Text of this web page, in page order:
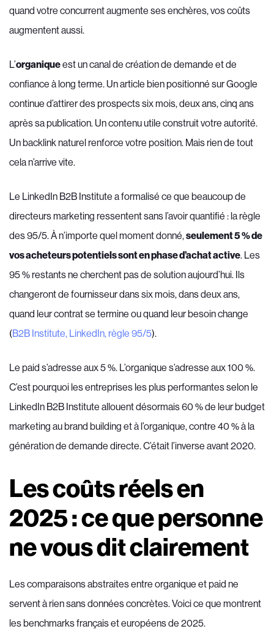
quand votre concurrent augmente ses enchères, vos coûts
augmentent aussi.
L’organiqueest un canal de création de demande et de
confiance à long terme. Un article bien positionné sur Google
continue d’attirer des prospects six mois, deux ans, cinq ans
après sa publication. Un contenu utile construit votre autorité.
Un backlink naturel renforce votre position. Mais rien de tout
cela n’arrive vite.
Le LinkedIn B2B Institute a formalisé ce que beaucoup de
directeurs marketing ressentent sans l’avoir quantifié : la règle
des 95/5. À n’importe quel moment donné,seulement 5 % de
vos acheteurs potentiels sont en phase d’achat active. Les
95 % restants ne cherchent pas de solution aujourd’hui. Ils
changeront de fournisseur dans six mois, dans deux ans,
quand leur contrat se termine ou quand leur besoin change
(B2B Institute, LinkedIn, règle 95/5).
Le paid s’adresse aux 5 %. L’organique s’adresse aux 100 %.
C’est pourquoi les entreprises les plus performantes selon le
LinkedIn B2B Institute allouent désormais 60 % de leur budget
marketing au brand building et à l’organique, contre 40 % à la
génération de demande directe. C’était l’inverse avant 2020.
Les coûts réels en
2025 : ce que personne
ne vous dit clairement
Les comparaisons abstraites entre organique et paid ne
servent à rien sans données concrètes. Voici ce que montrent
les benchmarks français et européens de 2025.